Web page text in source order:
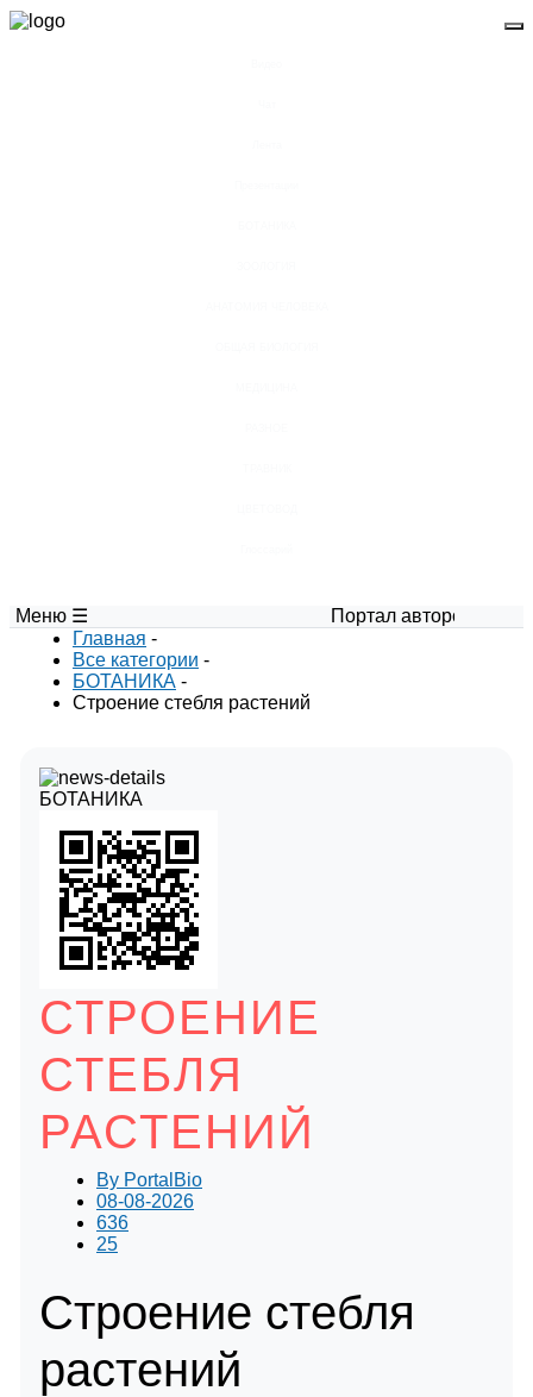
Меню ☰
Портал авторских
Главная -
Все категории -
БОТАНИКА -
Строение стебля растений
БОТАНИКА
СТРОЕНИЕ
СТЕБЛЯ
РАСТЕНИЙ
By PortalBio
08-08-2026
636
25
Строение стебля
растений